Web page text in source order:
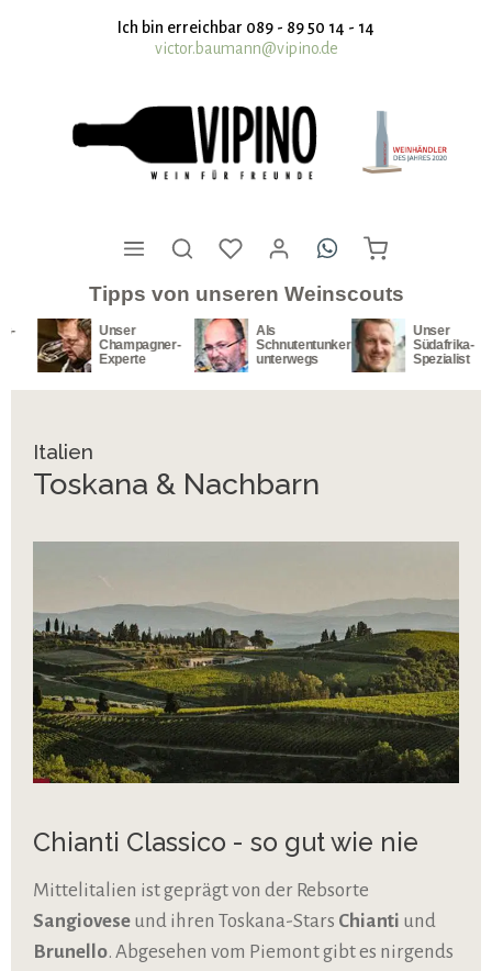
springenIch bin erreichbar 089 - 89 50 14 - 14
victor.baumann@vipino.de
Tipps von unseren Weinscouts
Unser
Champagner-
Experte
Als
Schnutentunker
unterwegs
Unser
Südafrika-
Spezialist
Italien
Toskana & Nachbarn
Chianti Classico - so gut wie nie
Mittelitalien ist geprägt von der Rebsorte
Sangiovese und ihren Toskana-Stars Chianti und
Brunello. Abgesehen vom Piemont gibt es nirgends